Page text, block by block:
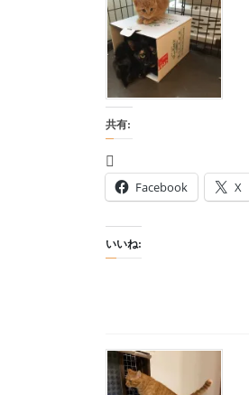
共有:
Facebook X
いいね: